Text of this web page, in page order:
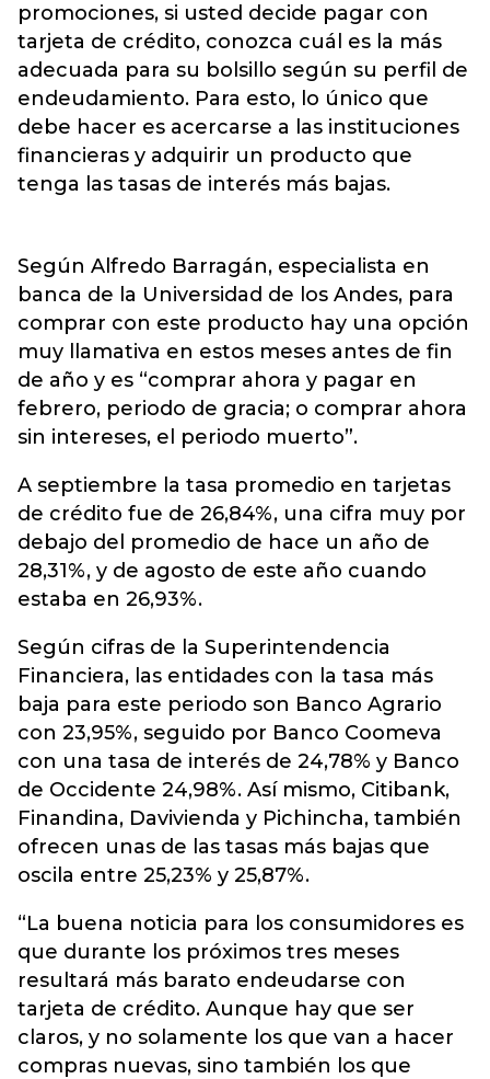
promociones, si usted decide pagar con
tarjeta de crédito, conozca cuál es la más
adecuada para su bolsillo según su perfil de
endeudamiento. Para esto, lo único que
debe hacer es acercarse a las instituciones
financieras y adquirir un producto que
tenga las tasas de interés más bajas.
Según Alfredo Barragán, especialista en
banca de la Universidad de los Andes, para
comprar con este producto hay una opción
muy llamativa en estos meses antes de fin
de año y es “comprar ahora y pagar en
febrero, periodo de gracia; o comprar ahora
sin intereses, el periodo muerto”.
A septiembre la tasa promedio en tarjetas
de crédito fue de 26,84%, una cifra muy por
debajo del promedio de hace un año de
28,31%, y de agosto de este año cuando
estaba en 26,93%.
Según cifras de la Superintendencia
Financiera, las entidades con la tasa más
baja para este periodo son Banco Agrario
con 23,95%, seguido por Banco Coomeva
con una tasa de interés de 24,78% y Banco
de Occidente 24,98%. Así mismo, Citibank,
Finandina, Davivienda y Pichincha, también
ofrecen unas de las tasas más bajas que
oscila entre 25,23% y 25,87%.
“La buena noticia para los consumidores es
que durante los próximos tres meses
resultará más barato endeudarse con
tarjeta de crédito. Aunque hay que ser
claros, y no solamente los que van a hacer
compras nuevas, sino también los que